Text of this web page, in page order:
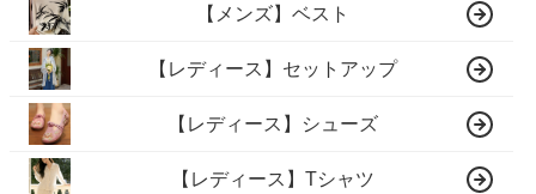
【メンズ】ベスト
【レディース】セットアップ
【レディース】シューズ
【レディース】Tシャツ